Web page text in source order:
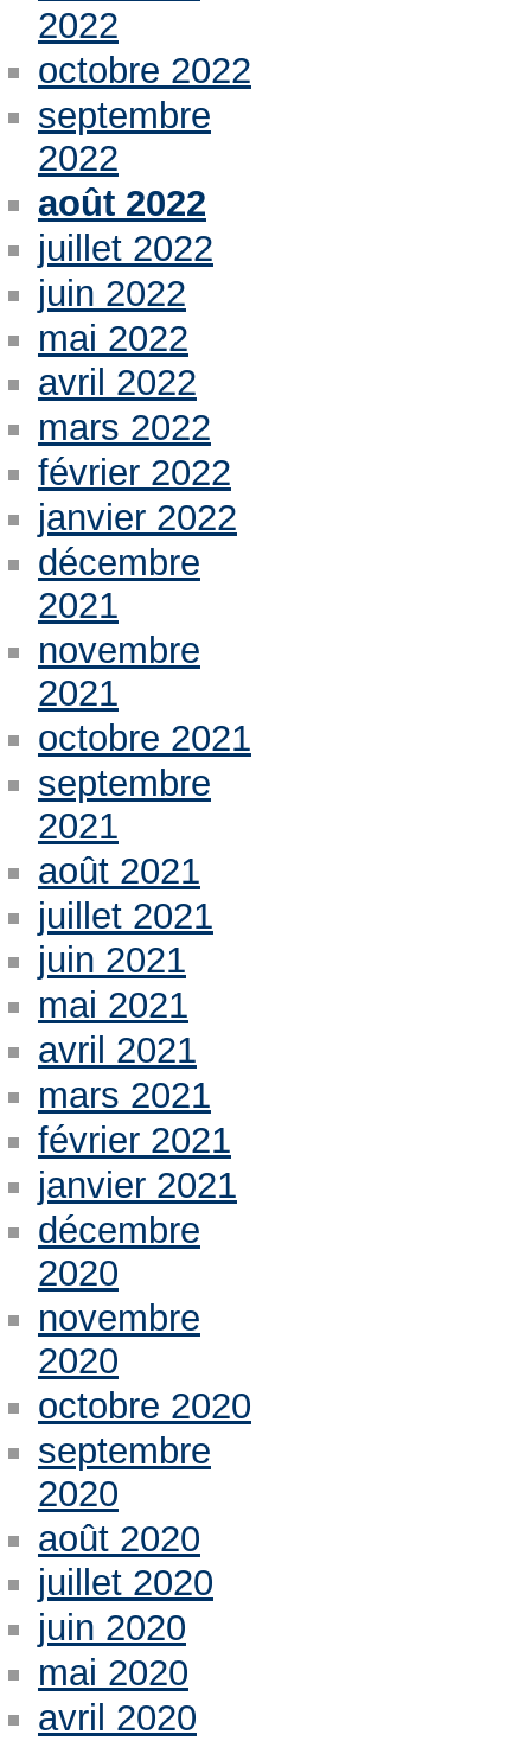
2022
octobre 2022
septembre
2022
août 2022
juillet 2022
juin 2022
mai 2022
avril 2022
mars 2022
février 2022
janvier 2022
décembre
2021
novembre
2021
octobre 2021
septembre
2021
août 2021
juillet 2021
juin 2021
mai 2021
avril 2021
mars 2021
février 2021
janvier 2021
décembre
2020
novembre
2020
octobre 2020
septembre
2020
août 2020
juillet 2020
juin 2020
mai 2020
avril 2020